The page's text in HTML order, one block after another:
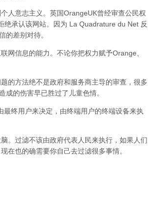
人意志主义。英国OrangeUK曾经审查公民权
绝承认该网站。因为 La Quadrature du Net 反
的差别对待。
网信息的能力。不论你把权力赋予Orange、
的方法绝不是政府和服务商主导的审查，很多
成的伤害早已胜过了儿童色情。
最终用户来决定，由终端用户的终端设备来执
。过滤不该由政府代表人民来执行，如果人们
在也的确需要你自己去过滤很多事情。